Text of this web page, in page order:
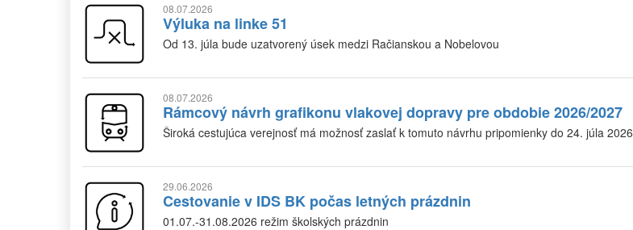
08.07.2026
Výluka na linke 51
Od 13. júla bude uzatvorený úsek medzi Račianskou a Nobelovou
08.07.2026
Rámcový návrh grafikonu vlakovej dopravy pre obdobie 2026/2027
Široká cestujúca verejnosť má možnosť zaslať k tomuto návrhu pripomienky do 24. júla 2026
29.06.2026
Cestovanie v IDS BK počas letných prázdnin
01.07.-31.08.2026 režim školských prázdnin